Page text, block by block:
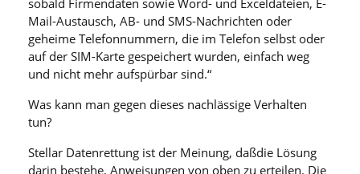
sobald Firmendaten sowie Word- und Exceldateien, E-
Mail-Austausch, AB- und SMS-Nachrichten oder
geheime Telefonnummern, die im Telefon selbst oder
auf der SIM-Karte gespeichert wurden, einfach weg
und nicht mehr aufspürbar sind.“
Was kann man gegen dieses nachlässige Verhalten
tun?
Stellar Datenrettung ist der Meinung, daßdie Lösung
darin bestehe, Anweisungen von oben zu erteilen. Die